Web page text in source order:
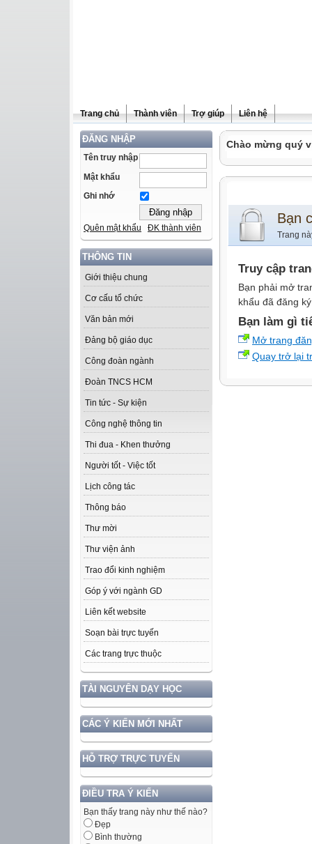
Trang chủ Thành viên Trợ giúp Liên hệ
ĐĂNG NHẬP
Tên truy nhập
Mật khẩu
Ghi nhớ
Quên mật khẩu ĐK thành viên
THÔNG TIN
Giới thiệu chung
Cơ cấu tổ chức
Văn bản mới
Đảng bộ giáo dục
Công đoàn ngành
Đoàn TNCS HCM
Tin tức - Sự kiện
Công nghệ thông tin
Thi đua - Khen thưởng
Người tốt - Việc tốt
Lịch công tác
Thông báo
Thư mời
Thư viện ảnh
Trao đổi kinh nghiệm
Góp ý với ngành GD
Liên kết website
Soạn bài trực tuyến
Các trang trực thuộc
TÀI NGUYÊN DẠY HỌC
CÁC Ý KIẾN MỚI NHẤT
HỖ TRỢ TRỰC TUYẾN
ĐIỀU TRA Ý KIẾN
Bạn thấy trang này như thế nào?
Đẹp
Bình thường
Chào mừng quý
Bạn
Trang
Truy cập
Bạn phải mở
khẩu đã đăng
Bạn làm gì
Mở trang
Quay trở lại